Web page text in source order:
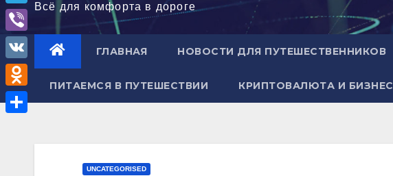
Всё для комфорта в дороге
ГЛАВНАЯ НОВОСТИ ДЛЯ ПУТЕШЕСТВЕННИКОВ
ПИТАЕМСЯ В ПУТЕШЕСТВИИ КРИПТОВАЛЮТА И БИЗНЕС
UNCATEGORISED
h
a
A
T
e
l
e
g
V
i
b
e
V
K
O